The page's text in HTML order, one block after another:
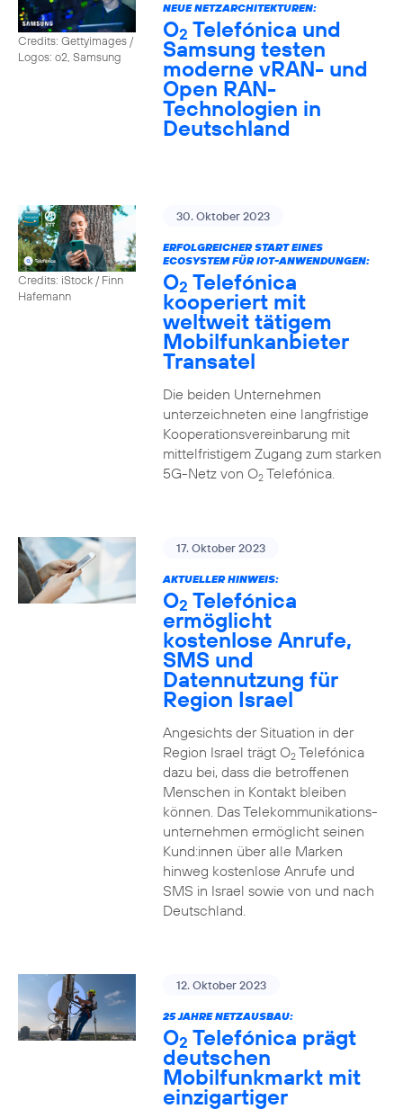
Credits: Gettyimages /
Logos: o2, Samsung
NEUE NETZARCHITEKTUREN:
O2 Telefónica und
Samsung testen
moderne vRAN- und
Open RAN-
Technologien in
Deutschland
Credits: iStock / Finn
Hafemann
30. Oktober 2023
ERFOLGREICHER START EINES
ECOSYSTEM FÜR IOT-ANWENDUNGEN:
O2 Telefónica
kooperiert mit
weltweit tätigem
Mobilfunkanbieter
Transatel
Die beiden Unternehmen
unterzeichneten eine langfristige
Kooperationsvereinbarung mit
mittelfristigem Zugang zum starken
5G-Netz von O2Telefónica.
17. Oktober 2023
AKTUELLER HINWEIS:
O2 Telefónica
ermöglicht
kostenlose Anrufe,
SMS und
Datennutzung für
Region Israel
Angesichts der Situation in der
Region Israel trägt O2Telefónica
dazu bei, dass die betroffenen
Menschen in Kontakt bleiben
können. Das Telekommunikations­
unternehmen ermöglicht seinen
Kund:innen über alle Marken
hinweg kostenlose Anrufe und
SMS in Israel sowie von und nach
Deutschland.
12. Oktober 2023
25 JAHRE NETZAUSBAU:
O2 Telefónica prägt
deutschen
Mobilfunkmarkt mit
einzigartiger